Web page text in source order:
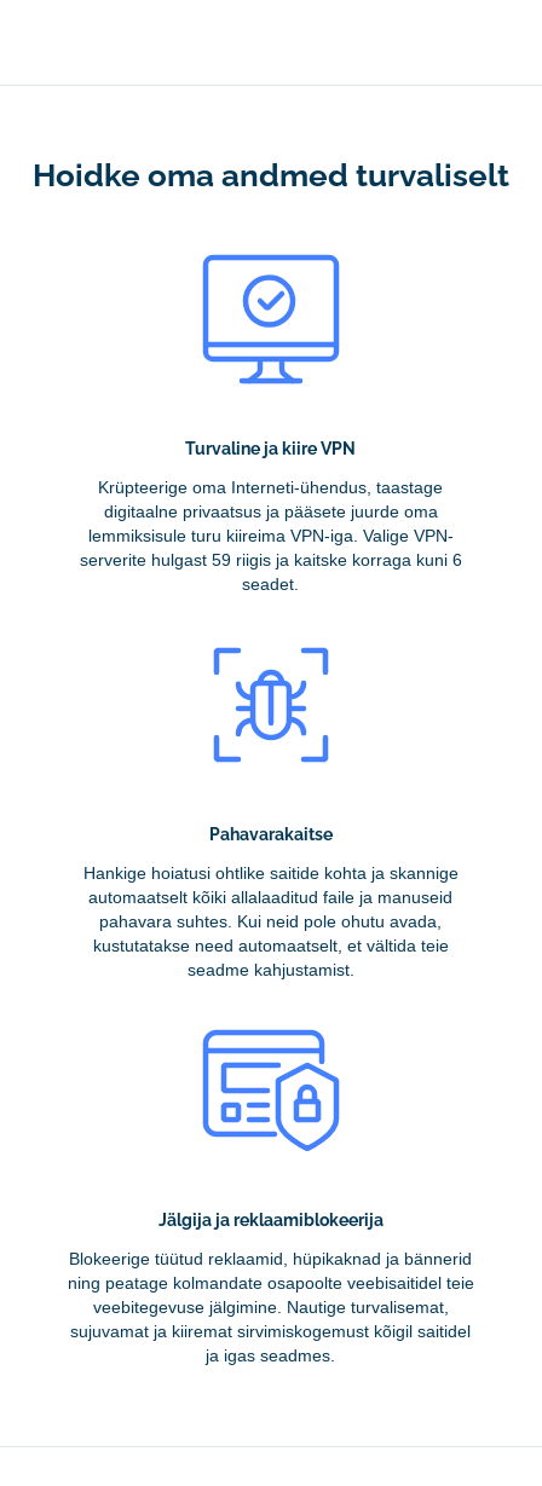
Hoidke oma andmed turvaliselt
Turvaline ja kiire VPN
Krüpteerige oma Interneti-ühendus, taastage
digitaalne privaatsus ja pääsete juurde oma
lemmiksisule turu kiireima VPN-iga. Valige VPN-
serverite hulgast 59 riigis ja kaitske korraga kuni 6
seadet.
Pahavarakaitse
Hankige hoiatusi ohtlike saitide kohta ja skannige
automaatselt kõiki allalaaditud faile ja manuseid
pahavara suhtes. Kui neid pole ohutu avada,
kustutatakse need automaatselt, et vältida teie
seadme kahjustamist.
Jälgija ja reklaamiblokeerija
Blokeerige tüütud reklaamid, hüpikaknad ja bännerid
ning peatage kolmandate osapoolte veebisaitidel teie
veebitegevuse jälgimine. Nautige turvalisemat,
sujuvamat ja kiiremat sirvimiskogemust kõigil saitidel
ja igas seadmes.